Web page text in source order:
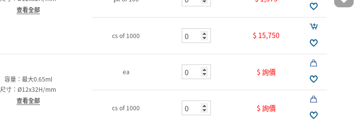
查看全部
cs of 1000 $ 15,750
容量：最大0.65ml
尺寸：Ø12x32H/mm
查看全部
ea $ 詢價
cs of 1000 $ 詢價